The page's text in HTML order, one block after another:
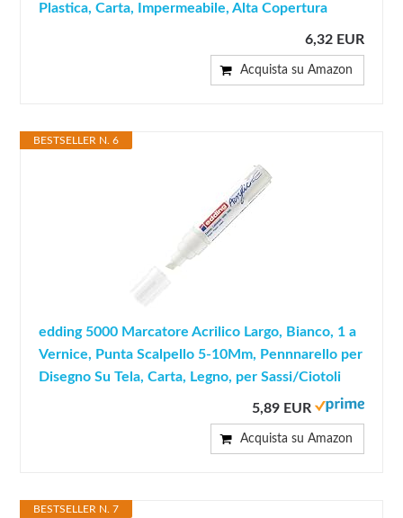
Plastica, Carta, Impermeabile, Alta Copertura
6,32 EUR
Acquista su Amazon
BESTSELLER N. 6
edding 5000 Marcatore Acrilico Largo, Bianco, 1 a
Vernice, Punta Scalpello 5-10Mm, Pennnarello per
Disegno Su Tela, Carta, Legno, per Sassi/Ciotoli
5,89 EUR
Acquista su Amazon
BESTSELLER N. 7